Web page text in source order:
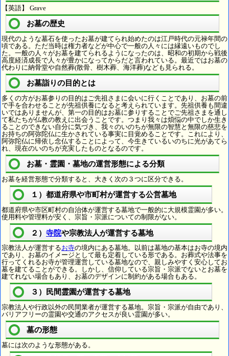
【英語】 Grave
お墓の歴史
現代のような墓石を使ったお墓が建てられ始めたのは江戸時代の元禄年間の
頃である。ただ当時は権力者などが中心で一般の人々には縁遠いものでし
た。一般の人々がお墓を建てられるようになったのは、昭和の初期から戦後
高度経済成長で人々が豊かになってからだと言われている。最近ではお墓の
代わりに納骨堂や自然葬(散骨、樹木葬、海洋葬)なども見られる。
お墓詣りの目的とは
多くの方がお墓参りの目的はご先祖さまに会いに行くことであり、お墓の前
で手を合わせることが先祖供養になると考えられています。先祖供養も間違
いではありませんが、第一の目的はお墓に参りすることでご先祖さまを通し
て私たちが仏教の教えに出会うことです。つまり我々は煩悩の中でしか生き
ることのできない自分に気づき、我々のいのちが無限の智慧と無限の慈悲を
お持ちの阿弥陀仏に生かされている事実に目覚めることです。これにより、
阿弥陀仏に帰依し念仏することによって、今生きているいのちに光があてら
れ、現在のいのちが充実したものとなるのです。
お墓・霊園・墓地の運営形態による分類
お墓を経営形態で分類すると、大きく次の３つに区分できる。
１）都道府県や市町村が運営する公営墓地
都道府県や市区町村の自治体が運営する墓地で一般的に大規模霊園が多い。
使用料や管理料が安く、宗旨・宗派についての制限がない。
２） 寺院や宗教法人が運営する墓地
宗教法人が運営するお寺の境内にある墓地。以前は墓地の基本はお寺の境内
であり、お墓のイメージとして最も定着している形である。お葬式や法事を
行ってくれるお寺が管理運営している墓地なので、親しみやすく安心してお
墓を建てることができる。しかし、信仰している宗旨・宗派でないとお墓を
建てれない場合もあり、お墓のデザインに制約がある場合もある。
３）民間霊園が運営する墓地
宗教法人や行政以外の民間業者が運営する墓地。宗旨・宗派が自由であり、
バリアフリーの霊園や交通のアクセスが良い霊園が多い。
墓の形態
墓には次のような形態がある。